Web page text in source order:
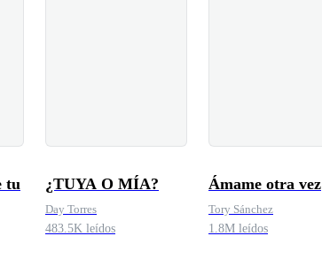
tu
¿TUYA O MÍA?
Day Torres
483.5K leídos
Ámame otra vez
Tory Sánchez
1.8M leídos